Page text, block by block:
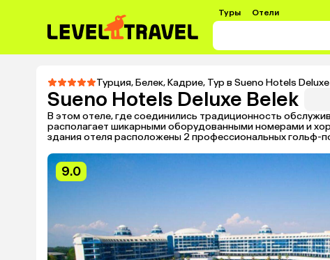
Туры Отели
Турция,Белек,Кадрие, Тур в Sueno Hotels
Sueno Hotels Deluxe Belek
В этом отеле, где соединились традиционность
располагает шикарными оборудованными номерами и
здания отеля расположены 2 профессиональных гольф-
9.0